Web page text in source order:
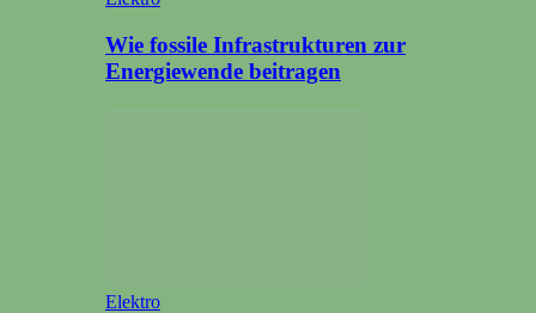
Wie fossile Infrastrukturen zur
Energiewende beitragen
Elektro